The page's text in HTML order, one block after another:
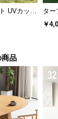
UVカット
ラックコ
ター
￥
商品